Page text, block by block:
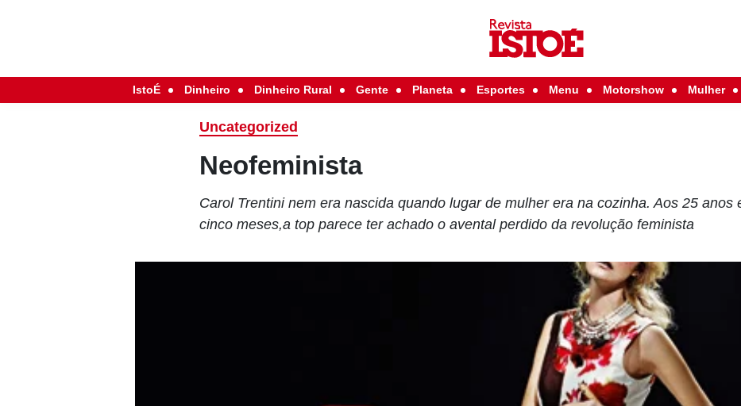
IstoÉ Dinheiro Dinheiro Rural Gente Planeta Esportes Menu Motorshow Mulher
Uncategorized
Neofeminista
Carol Trentini nem era nascida quando lugar de mulher era na cozinha. Aos 25 anos
cinco meses,a top parece ter achado o avental perdido da revolução feminista